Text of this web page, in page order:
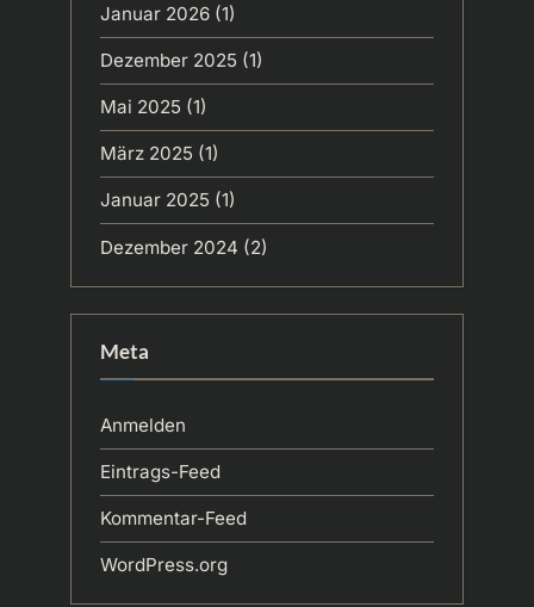
Januar 2026 (1)
Dezember 2025 (1)
Mai 2025 (1)
März 2025 (1)
Januar 2025 (1)
Dezember 2024 (2)
Meta
Anmelden
Eintrags-Feed
Kommentar-Feed
WordPress.org